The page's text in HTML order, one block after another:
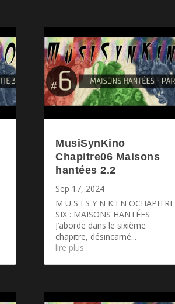
MusiSynKino
Chapitre06 Maisons
hantées 2.2
Sep 17, 2024
M U S I S Y N K I N OCHAPITRE
SIX : MAISONS HANTÉES
J’aborde dans le sixième
chapitre, désincarné...
lire plus